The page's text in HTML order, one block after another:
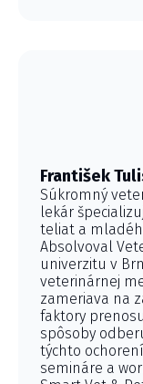
František
Súkromný
lekár
teliat a
Absolvoval
univerzitu v
veterinárnej
zameriava na
faktory
spôsoby
týchto
semináre a